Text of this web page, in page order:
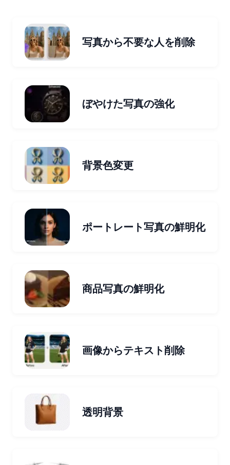
写真から不要な人を削除
ぼやけた写真の強化
背景色変更
ポートレート写真の鮮明化
商品写真の鮮明化
画像からテキスト削除
透明背景